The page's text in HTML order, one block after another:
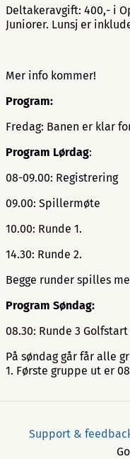
Deltakeravgift: 400,- i
Juniorer. Lunsj er
Mer info kommer!
Program:
Fredag: Banen er klar
Program Lørdag:
08-09.00: Registrering
09.00: Spillermøte
10.00: Runde 1.
14.30: Runde 2.
Begge runder spilles
Program Søndag:
08.30: Runde 3 Golfstart
På søndag går får alle
1. Første gruppe ut er
Support &